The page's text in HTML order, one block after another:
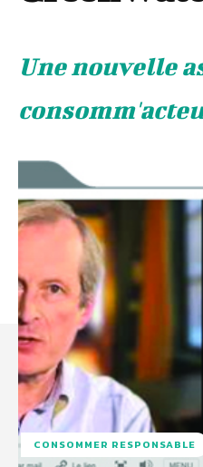
Une nouvelle
CONSOMMER RESPONSABLE